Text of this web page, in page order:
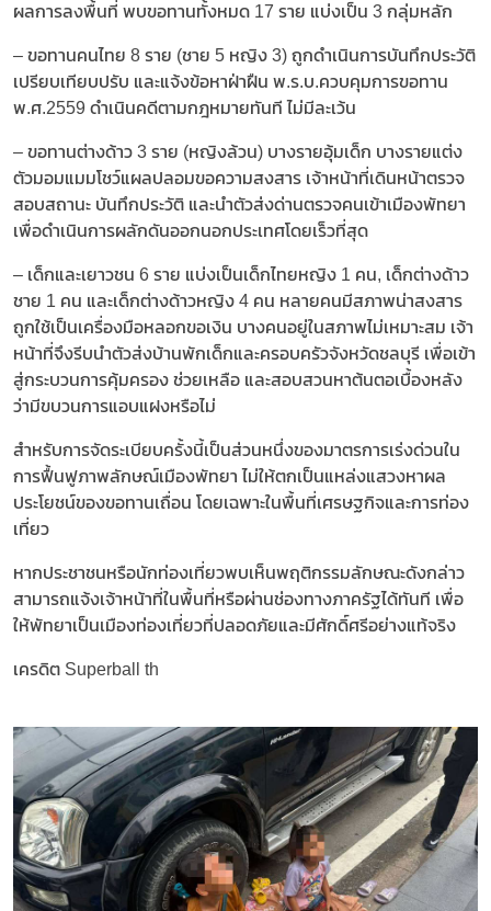
ผลการลงพื้นที่ พบขอทานทั้งหมด 17 ราย แบ่งเป็น 3 กลุ่มหลัก
– ขอทานคนไทย 8 ราย (ชาย 5 หญิง 3) ถูกดำเนินการบันทึกประวัติ
เปรียบเทียบปรับ และแจ้งข้อหาฝ่าฝืน พ.ร.บ.ควบคุมการขอทาน
พ.ศ.2559 ดำเนินคดีตามกฎหมายทันที ไม่มีละเว้น
– ขอทานต่างด้าว 3 ราย (หญิงล้วน) บางรายอุ้มเด็ก บางรายแต่ง
ตัวมอมแมมโชว์แผลปลอมขอความสงสาร เจ้าหน้าที่เดินหน้าตรวจ
สอบสถานะ บันทึกประวัติ และนำตัวส่งด่านตรวจคนเข้าเมืองพัทยา
เพื่อดำเนินการผลักดันออกนอกประเทศโดยเร็วที่สุด
– เด็กและเยาวชน 6 ราย แบ่งเป็นเด็กไทยหญิง 1 คน, เด็กต่างด้าว
ชาย 1 คน และเด็กต่างด้าวหญิง 4 คน หลายคนมีสภาพน่าสงสาร
ถูกใช้เป็นเครื่องมือหลอกขอเงิน บางคนอยู่ในสภาพไม่เหมาะสม เจ้า
หน้าที่จึงรีบนำตัวส่งบ้านพักเด็กและครอบครัวจังหวัดชลบุรี เพื่อเข้า
สู่กระบวนการคุ้มครอง ช่วยเหลือ และสอบสวนหาต้นตอเบื้องหลัง
ว่ามีขบวนการแอบแฝงหรือไม่
สำหรับการจัดระเบียบครั้งนี้เป็นส่วนหนึ่งของมาตรการเร่งด่วนใน
การฟื้นฟูภาพลักษณ์เมืองพัทยา ไม่ให้ตกเป็นแหล่งแสวงหาผล
ประโยชน์ของขอทานเถื่อน โดยเฉพาะในพื้นที่เศรษฐกิจและการท่อง
เที่ยว
หากประชาชนหรือนักท่องเที่ยวพบเห็นพฤติกรรมลักษณะดังกล่าว
สามารถแจ้งเจ้าหน้าที่ในพื้นที่หรือผ่านช่องทางภาครัฐได้ทันที เพื่อ
ให้พัทยาเป็นเมืองท่องเที่ยวที่ปลอดภัยและมีศักดิ์ศรีอย่างแท้จริง
เครดิต Superball th